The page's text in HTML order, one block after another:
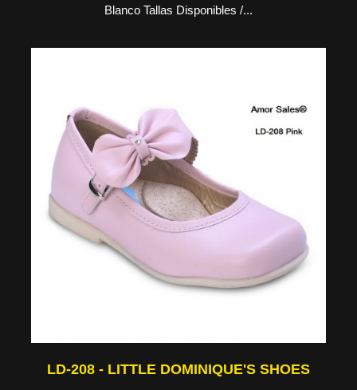
Blanco Tallas Disponibles /...
LD-208 - LITTLE DOMINIQUE'S SHOES